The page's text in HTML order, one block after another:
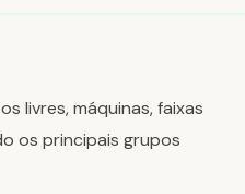
livres, máquinas, faixas
os principais grupos